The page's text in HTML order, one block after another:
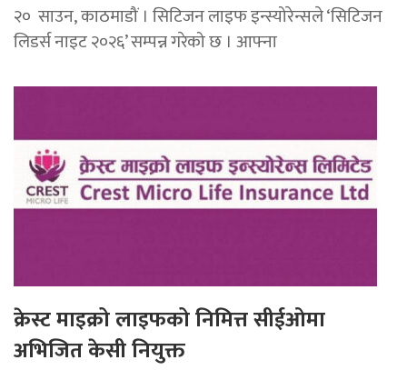
२० साउन, काठमाडौं । सिटिजन लाइफ इन्स्योरेन्सले ‘सिटिजन
लिडर्स नाइट २०२६’ सम्पन्न गरेको छ । आफ्ना
क्रेस्ट माइक्रो लाइफको निमित्त सीईओमा
अभिजित केसी नियुक्त